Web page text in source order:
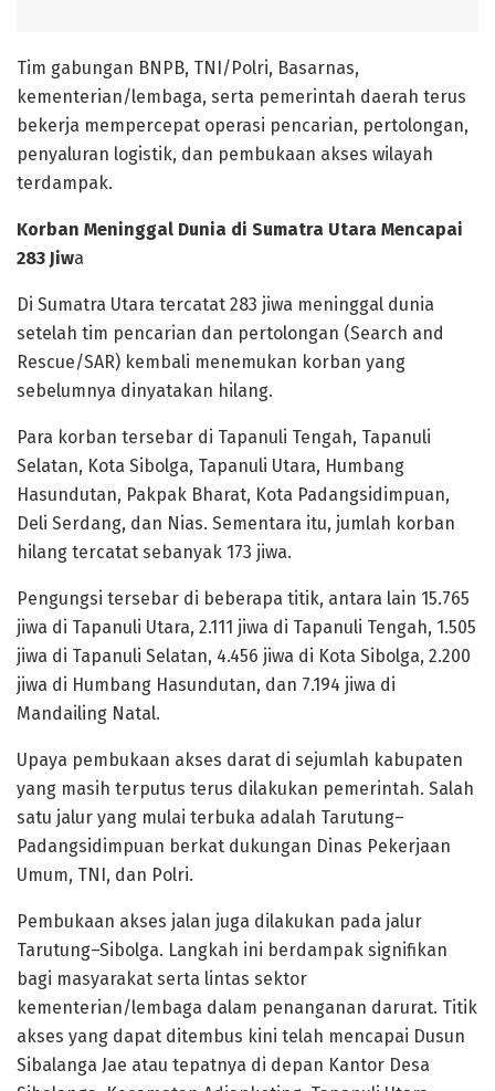
Tim gabungan BNPB, TNI/Polri, Basarnas,
kementerian/lembaga, serta pemerintah daerah terus
bekerja mempercepat operasi pencarian, pertolongan,
penyaluran logistik, dan pembukaan akses wilayah
terdampak.
Korban Meninggal Dunia di Sumatra Utara Mencapai
283 Jiwa
Di Sumatra Utara tercatat 283 jiwa meninggal dunia
setelah tim pencarian dan pertolongan (Search and
Rescue/SAR) kembali menemukan korban yang
sebelumnya dinyatakan hilang.
Para korban tersebar di Tapanuli Tengah, Tapanuli
Selatan, Kota Sibolga, Tapanuli Utara, Humbang
Hasundutan, Pakpak Bharat, Kota Padangsidimpuan,
Deli Serdang, dan Nias. Sementara itu, jumlah korban
hilang tercatat sebanyak 173 jiwa.
Pengungsi tersebar di beberapa titik, antara lain 15.765
jiwa di Tapanuli Utara, 2.111 jiwa di Tapanuli Tengah, 1.505
jiwa di Tapanuli Selatan, 4.456 jiwa di Kota Sibolga, 2.200
jiwa di Humbang Hasundutan, dan 7.194 jiwa di
Mandailing Natal.
Upaya pembukaan akses darat di sejumlah kabupaten
yang masih terputus terus dilakukan pemerintah. Salah
satu jalur yang mulai terbuka adalah Tarutung–
Padangsidimpuan berkat dukungan Dinas Pekerjaan
Umum, TNI, dan Polri.
Pembukaan akses jalan juga dilakukan pada jalur
Tarutung–Sibolga. Langkah ini berdampak signifikan
bagi masyarakat serta lintas sektor
kementerian/lembaga dalam penanganan darurat. Titik
akses yang dapat ditembus kini telah mencapai Dusun
Sibalanga Jae atau tepatnya di depan Kantor Desa